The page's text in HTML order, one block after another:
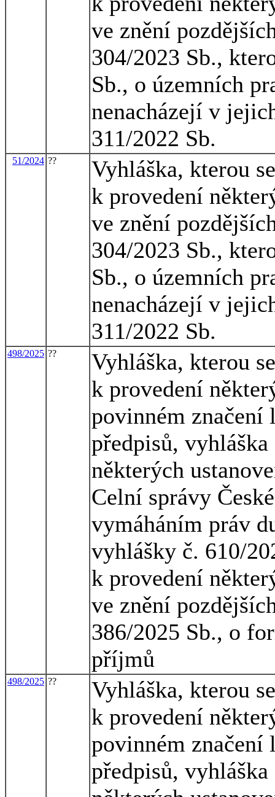
ve znění
304/2023 Sb.,
Sb., o územních
nenacházejí v
311/2022 Sb.
51/2024 ??
Vyhláška, kterou
k provedení
ve znění
304/2023 Sb.,
Sb., o územních
nenacházejí v
311/2022 Sb.
498/2025 ??
Vyhláška, kterou
k provedení
povinném značení
předpisů,
některých
Celní správy
vymáháním práv
vyhlášky č. 610/
k provedení
ve znění
386/2025 Sb., o
příjmů
498/2025 ??
Vyhláška, kterou
k provedení
povinném značení
předpisů,